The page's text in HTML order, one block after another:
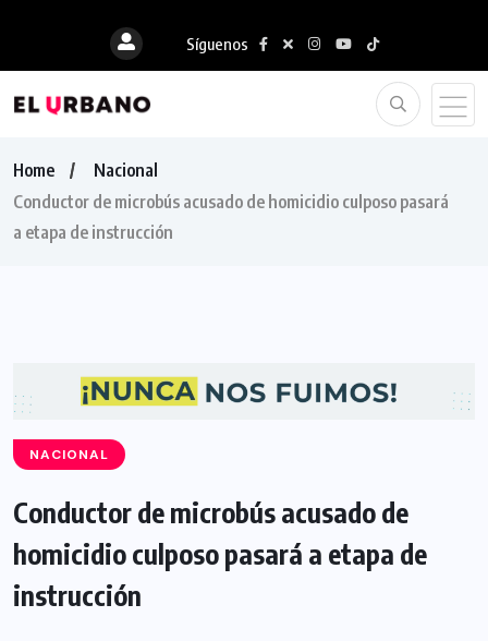
Síguenos
Home
Nacional
Conductor de microbús acusado de homicidio culposo pasará
a etapa de instrucción
NACIONAL
Conductor de microbús acusado de
homicidio culposo pasará a etapa de
instrucción